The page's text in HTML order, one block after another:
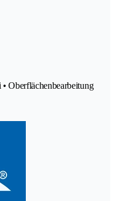
Oberflächenbearbeitung